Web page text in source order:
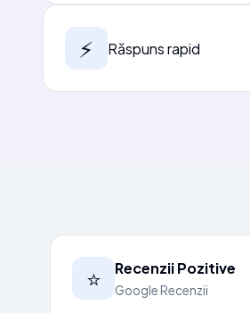
⚡ Răspuns rapid
⭐ Recenzii Pozitive
Google Recenzii